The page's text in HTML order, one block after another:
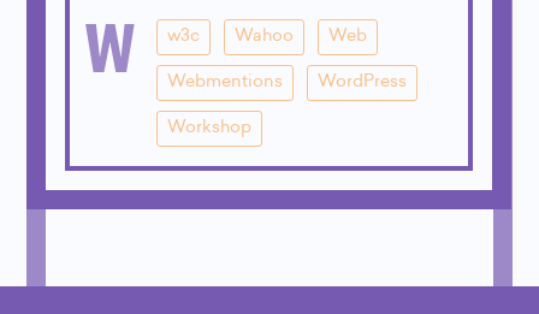
W w3c Wahoo Web
Webmentions WordPress
Workshop